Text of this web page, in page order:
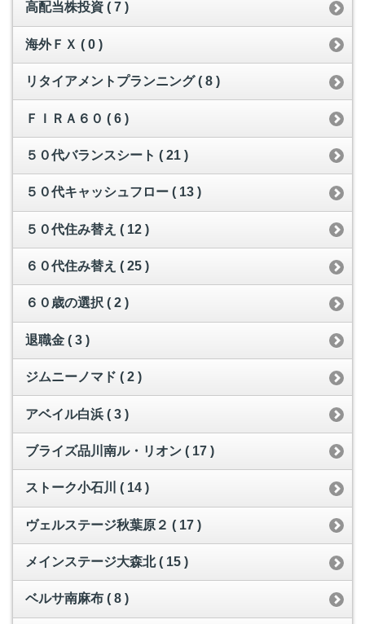
高配当株投資 ( 7 )
海外ＦＸ ( 0 )
リタイアメントプランニング ( 8 )
ＦＩＲＡ６０ ( 6 )
５０代バランスシート ( 21 )
５０代キャッシュフロー ( 13 )
５０代住み替え ( 12 )
６０代住み替え ( 25 )
６０歳の選択 ( 2 )
退職金 ( 3 )
ジムニーノマド ( 2 )
アベイル白浜 ( 3 )
ブライズ品川南ル・リオン ( 17 )
ストーク小石川 ( 14 )
ヴェルステージ秋葉原２ ( 17 )
メインステージ大森北 ( 15 )
ベルサ南麻布 ( 8 )